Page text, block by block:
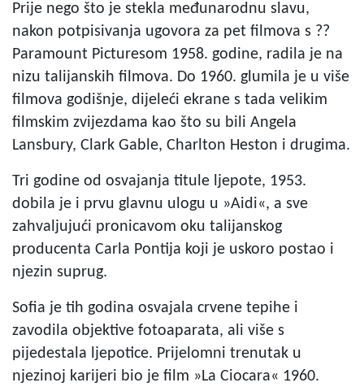
Prije nego što je stekla međunarodnu slavu,
nakon potpisivanja ugovora za pet filmova s ??
Paramount Picturesom 1958. godine, radila je na
nizu talijanskih filmova. Do 1960. glumila je u više
filmova godišnje, dijeleći ekrane s tada velikim
filmskim zvijezdama kao što su bili Angela
Lansbury, Clark Gable, Charlton Heston i drugima.
Tri godine od osvajanja titule ljepote, 1953.
dobila je i prvu glavnu ulogu u »Aidi«, a sve
zahvaljujući pronicavom oku talijanskog
producenta Carla Pontija koji je uskoro postao i
njezin suprug.
Sofia je tih godina osvajala crvene tepihe i
zavodila objektive fotoaparata, ali više s
pijedestala ljepotice. Prijelomni trenutak u
njezinoj karijeri bio je film »La Ciocara« 1960.